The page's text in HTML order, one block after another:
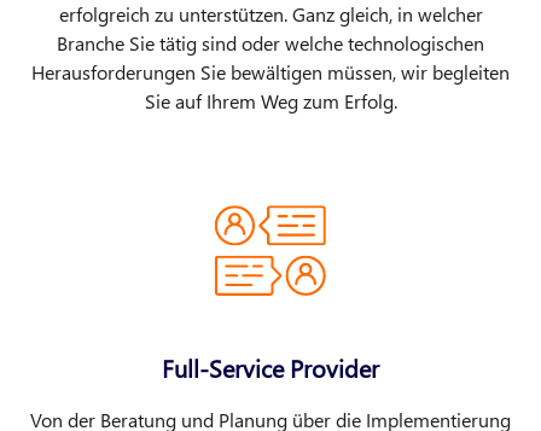
erfolgreich zu unterstützen. Ganz gleich, in welcher
Branche Sie tätig sind oder welche technologischen
Herausforderungen Sie bewältigen müssen, wir begleiten
Sie auf Ihrem Weg zum Erfolg.
Full-Service Provider
Von der Beratung und Planung über die Implementierung